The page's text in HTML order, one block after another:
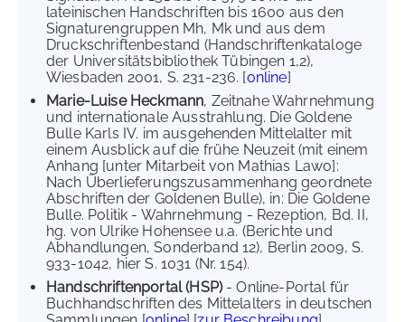
lateinischen Handschriften bis 1600 aus den
Signaturengruppen Mh, Mk und aus dem
Druckschriftenbestand (Handschriftenkataloge
der Universitätsbibliothek Tübingen 1,2),
Wiesbaden 2001, S. 231-236. [online]
Marie-Luise Heckmann, Zeitnahe Wahrnehmung
und internationale Ausstrahlung. Die Goldene
Bulle Karls IV. im ausgehenden Mittelalter mit
einem Ausblick auf die frühe Neuzeit (mit einem
Anhang [unter Mitarbeit von Mathias Lawo]:
Nach Überlieferungszusammenhang geordnete
Abschriften der Goldenen Bulle), in: Die Goldene
Bulle. Politik - Wahrnehmung - Rezeption, Bd. II,
hg. von Ulrike Hohensee u.a. (Berichte und
Abhandlungen, Sonderband 12), Berlin 2009, S.
933-1042, hier S. 1031 (Nr. 154).
Handschriftenportal (HSP)- Online-Portal für
Buchhandschriften des Mittelalters in deutschen